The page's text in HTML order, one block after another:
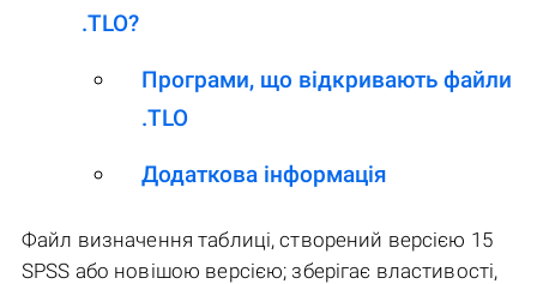
.TLO?
Програми, що відкривають файли
.TLO
Додаткова інформація
Файл визначення таблиці, створений версією 15
SPSS або новішою версією; зберігає властивості,